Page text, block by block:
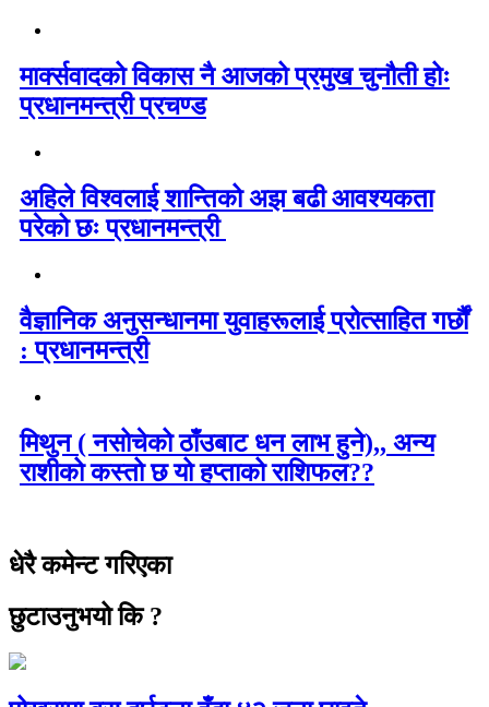
मार्क्सवादको विकास नै आजको प्रमुख चुनौती होः
प्रधानमन्त्री प्रचण्ड
अहिले विश्वलाई शान्तिको अझ बढी आवश्यकता
परेको छः प्रधानमन्त्री
वैज्ञानिक अनुसन्धानमा युवाहरूलाई प्रोत्साहित गर्छौं
: प्रधानमन्त्री
मिथुन ( नसोचेको ठाँउबाट धन लाभ हुने),, अन्य
राशीको कस्तो छ यो हप्ताको राशिफल??
धेरै कमेन्ट गरिएका
छुटाउनुभयो कि ?